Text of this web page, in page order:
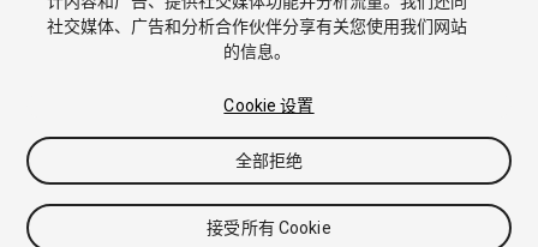
Copyright © 2022 Unity Technologies. Publication 2021.3
教程
论坛 Asset Store
社交媒体、广告和分析合作伙伴分享有关您使用我们网站
的信息。
Cookie 设置
全部拒绝
接受所有 Cookie